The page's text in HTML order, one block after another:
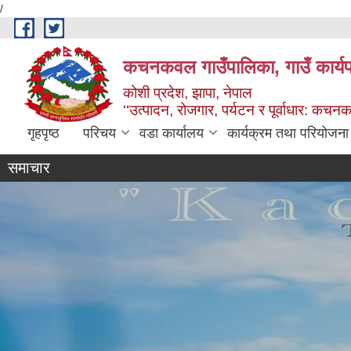
/
Skip to main content
कचनकवल गाउँपालिका, गाउँ
कोशी प्रदेश, झापा, नेपाल
‘‘उत्पादन, रोजगार, पर्यटन र पूर्वाधार:
गृहपृष्ठ परिचय वडा कार्यालय कार्यक्रम तथा परियोजना
समाचार